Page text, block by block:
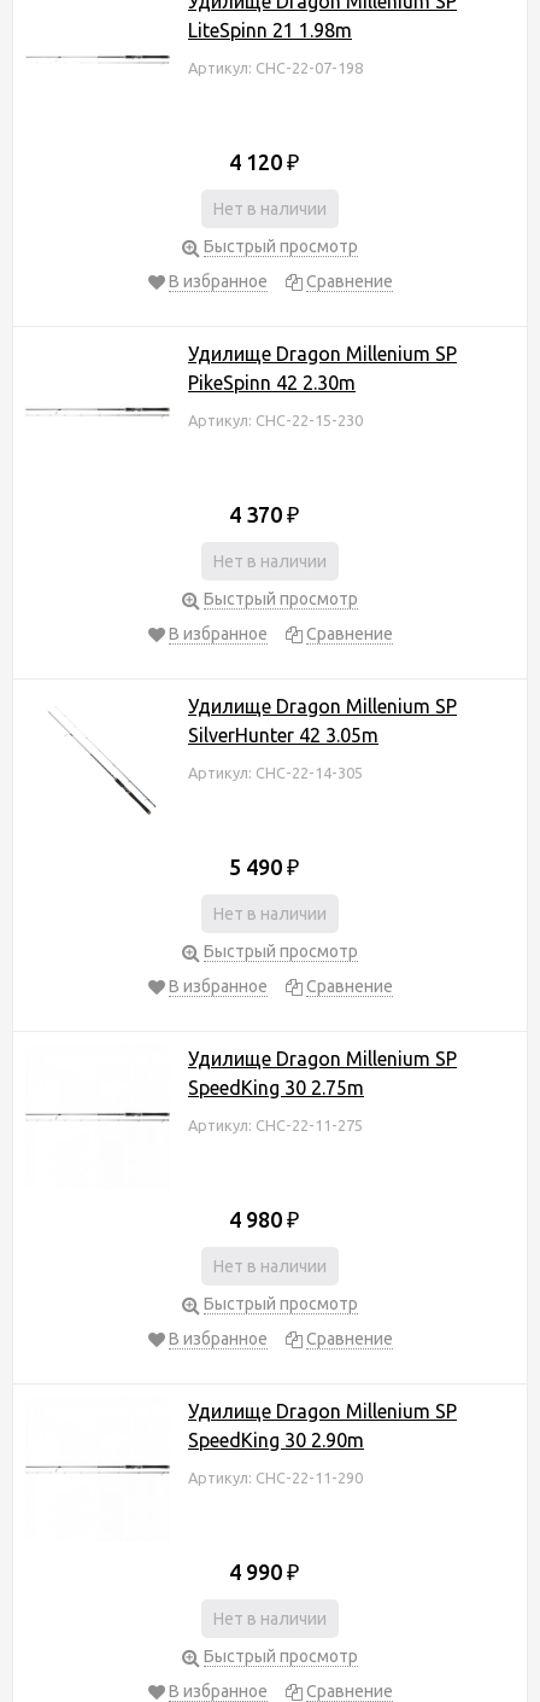
LiteSpinn 21 1.98m
Артикул: CHC-22-07-198
4 120 ₽
Нет в наличии
Быстрый просмотр
В избранное
Сравнение
Удилище Dragon Millenium SP
PikeSpinn 42 2.30m
Артикул: CHC-22-15-230
4 370 ₽
Нет в наличии
Быстрый просмотр
В избранное
Сравнение
Удилище Dragon Millenium SP
SilverHunter 42 3.05m
Артикул: CHC-22-14-305
5 490 ₽
Нет в наличии
Быстрый просмотр
В избранное
Сравнение
Удилище Dragon Millenium SP
SpeedKing 30 2.75m
Артикул: CHC-22-11-275
4 980 ₽
Нет в наличии
Быстрый просмотр
В избранное
Сравнение
Удилище Dragon Millenium SP
SpeedKing 30 2.90m
Артикул: CHC-22-11-290
4 990 ₽
Нет в наличии
Быстрый просмотр
В избранное
Сравнение